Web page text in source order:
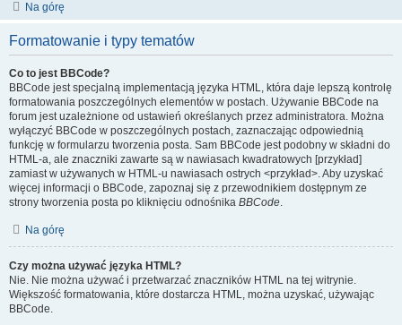
Na górę
Formatowanie i typy tematów
Co to jest BBCode?
BBCode jest specjalną implementacją języka HTML, która daje lepszą kontrolę
formatowania poszczególnych elementów w postach. Używanie BBCode na
forum jest uzależnione od ustawień określanych przez administratora. Można
wyłączyć BBCode w poszczególnych postach, zaznaczając odpowiednią
funkcję w formularzu tworzenia posta. Sam BBCode jest podobny w składni do
HTML-a, ale znaczniki zawarte są w nawiasach kwadratowych [przykład]
zamiast w używanych w HTML-u nawiasach ostrych <przykład>. Aby uzyskać
więcej informacji o BBCode, zapoznaj się z przewodnikiem dostępnym ze
strony tworzenia posta po kliknięciu odnośnika BBCode.
Na górę
Czy można używać języka HTML?
Nie. Nie można używać i przetwarzać znaczników HTML na tej witrynie.
Większość formatowania, które dostarcza HTML, można uzyskać, używając
BBCode.